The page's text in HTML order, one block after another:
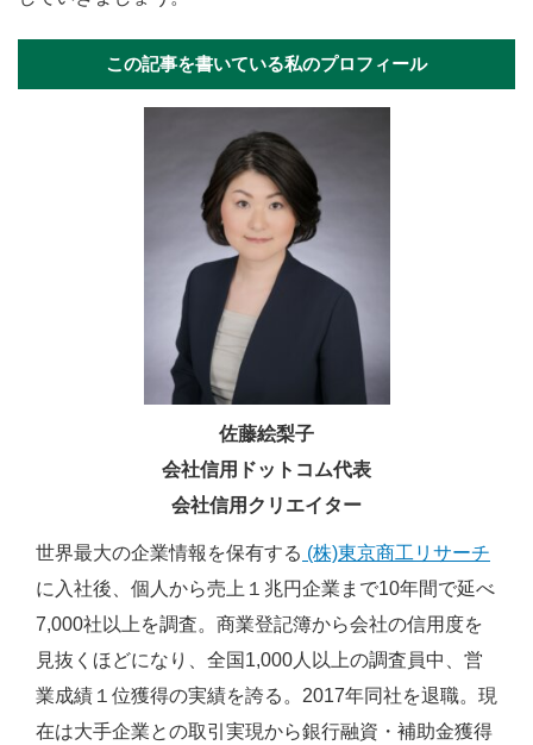
この記事を書いている私のプロフィール
佐藤絵梨子
会社信用ドットコム代表
会社信用クリエイター
世界最大の企業情報を保有する (株)東京商工リサーチ
に入社後、個人から売上１兆円企業まで10年間で延べ
7,000社以上を調査。商業登記簿から会社の信用度を
見抜くほどになり、全国1,000人以上の調査員中、営
業成績１位獲得の実績を誇る。2017年同社を退職。現
在は大手企業との取引実現から銀行融資・補助金獲得